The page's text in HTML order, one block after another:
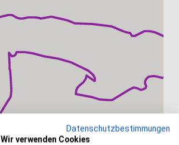
Datenschutzbestimmungen
Wir verwenden Cookies